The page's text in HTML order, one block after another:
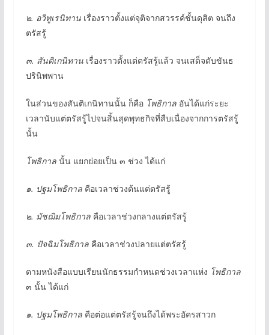
๒. อวิทูเรนิทานเรื่องราวตั้งแต่จุติจากสวรรค์ชั้นดุสิต จนถึง
ตรัสรู้
๓. สันติเกนิทานเรื่องราวตั้งแต่ตรัสรู้แล้ว จนเสด็จดับขันธ
ปรินิพพาน
ในส่วนของสันติเกนิทานนั้น ก็คือ โพธิกาลอันได้แก่ระยะ
เวลานับแต่ตรัสรู้ไปจนสิ้นสุดพุทธกิจที่สืบเนื่องจากการตรัสรู้
นั้น
โพธิกาลนั้น แยกย่อยเป็น ๓ ช่วง ได้แก่
๑. ปฐมโพธิกาลคือเวลาช่วงต้นแต่ตรัสรู้
๒. มัชฌิมโพธิกาลคือเวลาช่วงกลางแต่ตรัสรู้
๓. ปัจฉิมโพธิกาลคือเวลาช่วงปลายแต่ตรัสรู้
ตามหนังสือแบบเรียนนักธรรมกำหนดช่วงเวลาแห่ง โพธิกาล
๓ นั้น ได้แก่
๑. ปฐมโพธิกาลคือต่อแต่ตรัสรู้จนถึงได้พระอัครสาวก